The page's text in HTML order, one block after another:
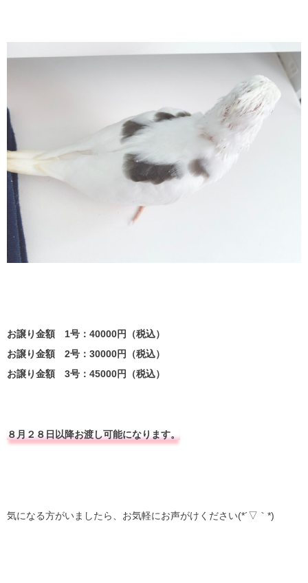
お譲り金額 1号：40000円（税込）
お譲り金額 2号：30000円（税込）
お譲り金額 3号：45000円（税込）
８月２８日以降お渡し可能になります。
気になる方がいましたら、お気軽にお声がけください(*´▽｀*)